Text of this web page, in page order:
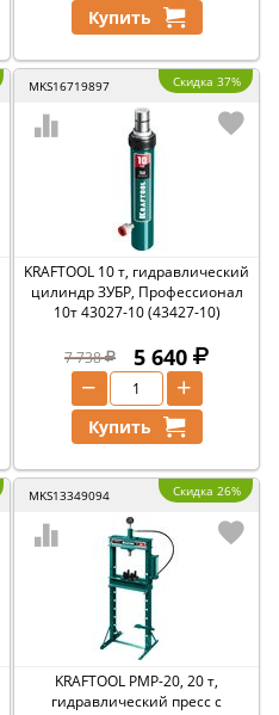
Купить
MKS16719897 Скидка 37%
KRAFTOOL 10 т, гидравлический
цилиндр ЗУБР, Профессионал
10т 43027-10 (43427-10)
7 738 5 640
+
−
Купить
MKS13349094 Скидка 26%
KRAFTOOL PMP-20, 20 т,
гидравлический пресс с